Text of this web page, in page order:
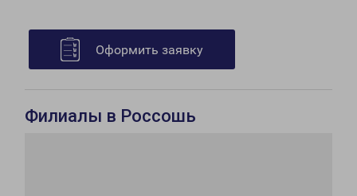
Оформить заявку
Филиалы в Россошь